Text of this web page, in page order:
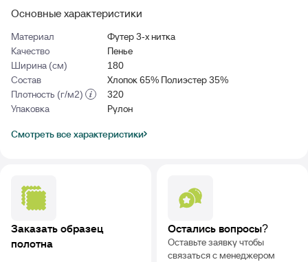
Основные характеристики
Материал
Футер 3-х нитка
Качество
Пенье
Ширина (см)
180
Состав
Хлопок 65% Полиэстер 35%
Плотность (г/м2)
320
Упаковка
Рулон
Смотреть все характеристики
Заказать образец
полотна
Остались вопросы?
Оставьте заявку чтобы
связаться с менеджером